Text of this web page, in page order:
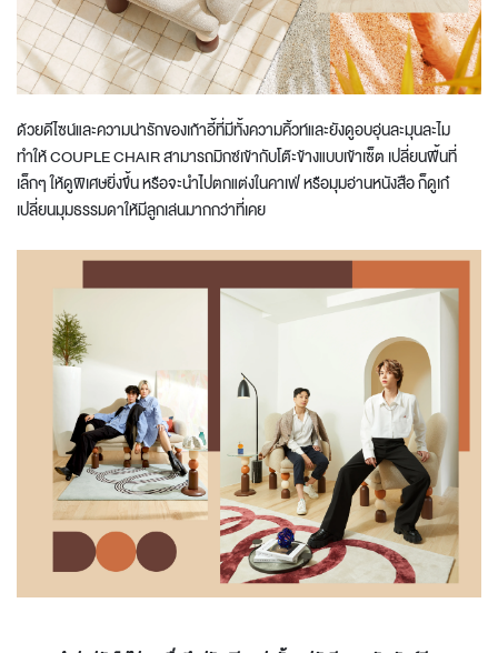
ด้วยดีไซน์และความน่ารักของเก้าอี้ที่มีทั้งความคิ้วท์และยังดูอบอุ่นละมุนละไม
ทำให้ COUPLE CHAIR สามารถมิกซ์เข้ากับโต๊ะข้างแบบเข้าเซ็ต เปลี่ยนพื้นที่
เล็กๆ ให้ดูพิเศษยิ่งขึ้น หรือจะนำไปตกแต่งในคาเฟ่ หรือมุมอ่านหนังสือ ก็ดูเก๋
เปลี่ยนมุมธรรมดาให้มีลูกเล่นมากกว่าที่เคย